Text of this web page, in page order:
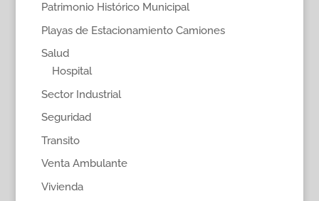
Patrimonio Histórico Municipal
Playas de Estacionamiento Camiones
Salud
Hospital
Sector Industrial
Seguridad
Transito
Venta Ambulante
Vivienda